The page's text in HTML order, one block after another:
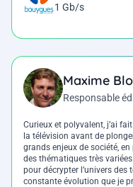
1 Gb/s
Maxime
Responsable
Curieux et polyvalent, j’ai
la télévision avant de
grands enjeux de société,
des thématiques très
pour décrypter l’univers
constante évolution que je